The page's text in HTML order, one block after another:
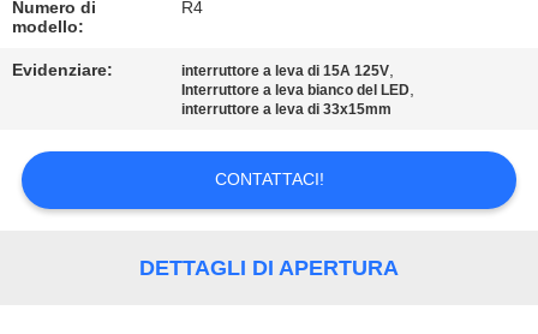
DI
QUALITÀ
CONTATTICI
Numero di
modello:
R4
Evidenziare: interruttore a leva di 15A 125V,
Interruttore a leva bianco del LED,
interruttore a leva di 33x15mm
CONTATTACI!
DETTAGLI DI APERTURA